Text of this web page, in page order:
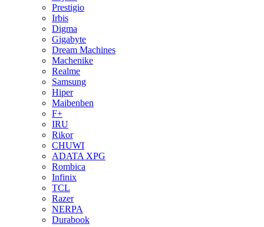
Prestigio
Irbis
Digma
Gigabyte
Dream Machines
Machenike
Realme
Samsung
Hiper
Maibenben
F+
IRU
Rikor
CHUWI
ADATA XPG
Rombica
Infinix
TCL
Razer
NERPA
Durabook